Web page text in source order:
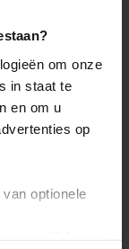
om onze
in staat te
en om u
op
optionele